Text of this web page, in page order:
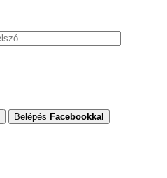
Belépés Facebookkal